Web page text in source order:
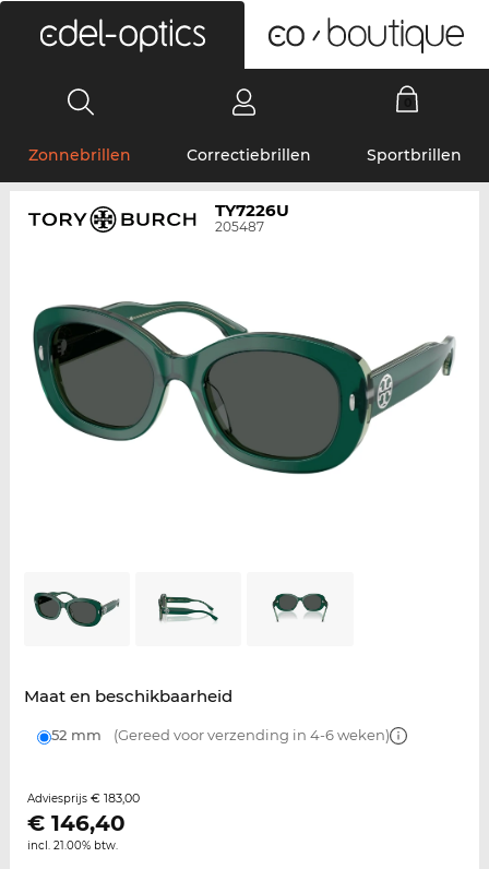
Zonnebrillen Correctiebrillen Sportbrillen
TY7226U
205487
Maat en beschikbaarheid
52 mm (Gereed voor verzending in 4-6 weken)
Adviesprijs € 183,00
€ 146,40
incl. 21.00% btw.